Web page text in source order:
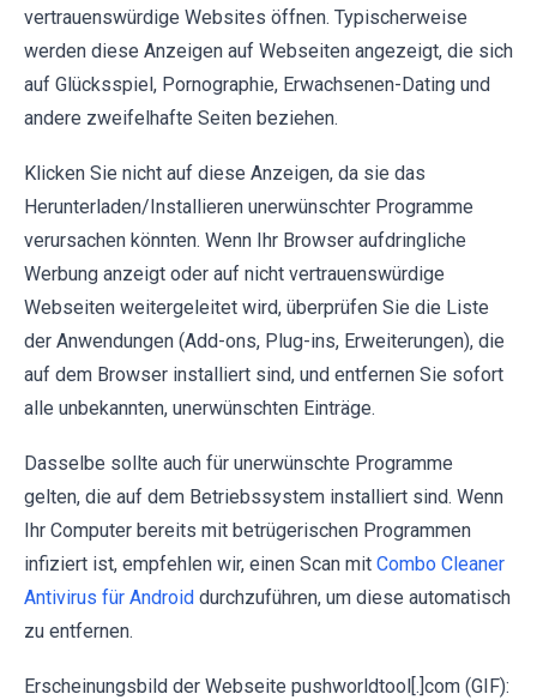
vertrauenswürdige Websites öffnen. Typischerweise
werden diese Anzeigen auf Webseiten angezeigt, die sich
auf Glücksspiel, Pornographie, Erwachsenen-Dating und
andere zweifelhafte Seiten beziehen.
Klicken Sie nicht auf diese Anzeigen, da sie das
Herunterladen/Installieren unerwünschter Programme
verursachen könnten. Wenn Ihr Browser aufdringliche
Werbung anzeigt oder auf nicht vertrauenswürdige
Webseiten weitergeleitet wird, überprüfen Sie die Liste
der Anwendungen (Add-ons, Plug-ins, Erweiterungen), die
auf dem Browser installiert sind, und entfernen Sie sofort
alle unbekannten, unerwünschten Einträge.
Dasselbe sollte auch für unerwünschte Programme
gelten, die auf dem Betriebssystem installiert sind. Wenn
Ihr Computer bereits mit betrügerischen Programmen
infiziert ist, empfehlen wir, einen Scan mit Combo Cleaner
Antivirus für Android durchzuführen, um diese automatisch
zu entfernen.
Erscheinungsbild der Webseite pushworldtool[.]com (GIF):